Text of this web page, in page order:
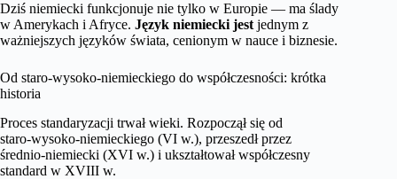
Dziś niemiecki funkcjonuje nie tylko w Europie — ma ślady
w Amerykach i Afryce. Język niemiecki jest jednym z
ważniejszych języków świata, cenionym w nauce i biznesie.
Od staro‑wysoko‑niemieckiego do współczesności: krótka
historia
Proces standaryzacji trwał wieki. Rozpoczął się od
staro‑wysoko‑niemieckiego (VI w.), przeszedł przez
średnio‑niemiecki (XVI w.) i ukształtował współczesny
standard w XVIII w.